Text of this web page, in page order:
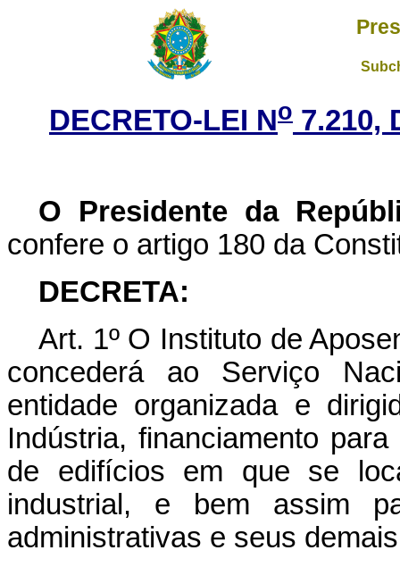
DECRETO-LEI No 7.210,
O Presidente da
confere o artigo 180 da
DECRETA:
Art. 1º O Instituto de
concederá ao Serviço
entidade organizada e
Indústria, financiamento
de edifícios em que se
industrial, e bem assim
administrativas e seus